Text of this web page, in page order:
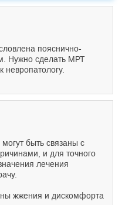
пояснично-
Нужно сделать МРТ
невропатологу.
быть связаны с
и для точного
лечения
жжения и дискомфорта